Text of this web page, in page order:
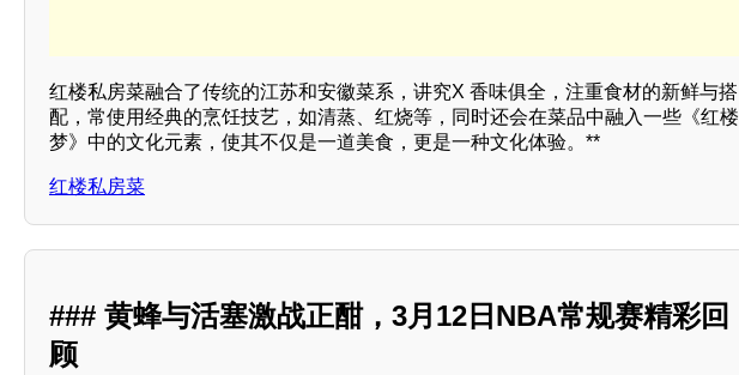
红楼私房菜融合了传统的江苏和安徽菜系，讲究X 香味俱全，注重食材的新鲜与搭
配，常使用经典的烹饪技艺，如清蒸、红烧等，同时还会在菜品中融入一些《红楼
梦》中的文化元素，使其不仅是一道美食，更是一种文化体验。**
红楼私房菜
### 黄蜂与活塞激战正酣，3月12日NBA常规赛精彩回
顾